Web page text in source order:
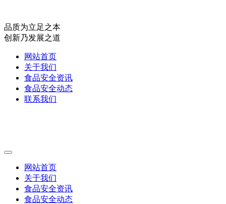
品质为立足之本
创新乃发展之道
网站首页
关于我们
食品安全资讯
食品安全动态
联系我们
网站首页
关于我们
食品安全资讯
食品安全动态